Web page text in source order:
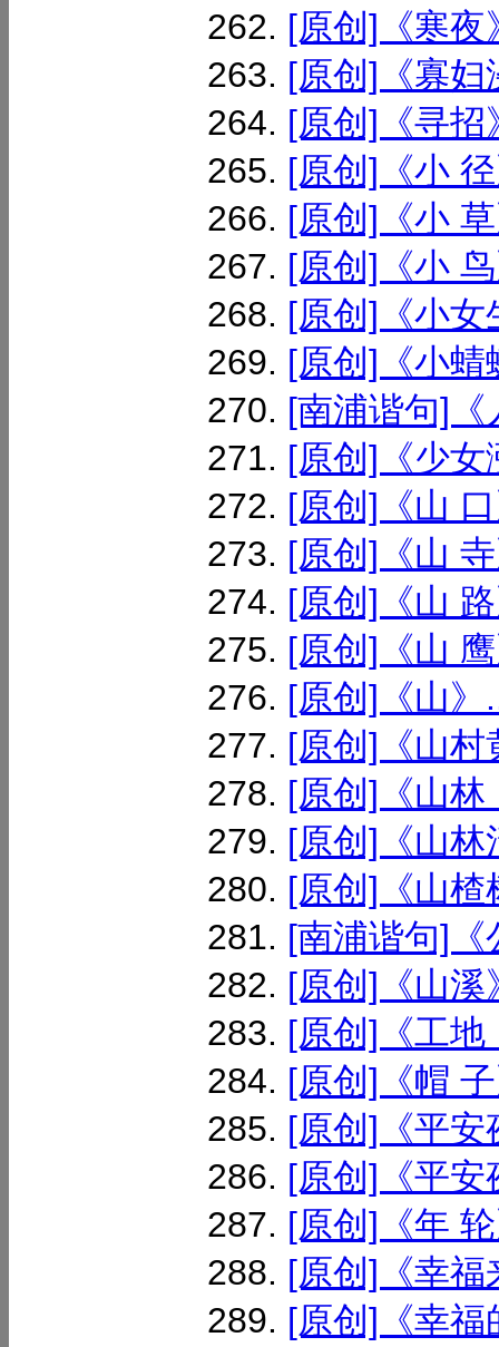
[原创]《寒夜
[原创]《寡妇
[原创]《寻招
[原创]《小
[原创]《小
[原创]《小
[原创]《小女
[原创]《小蜻
[南浦谐句]《
[原创]《少女
[原创]《山
[原创]《山
[原创]《山
[原创]《山
[原创]《山》
[原创]《山村
[原创]《山林
[原创]《山林
[原创]《山楂
[南浦谐句]《
[原创]《山溪
[原创]《工地
[原创]《帽
[原创]《平安
[原创]《平安
[原创]《年
[原创]《幸福
[原创]《幸福